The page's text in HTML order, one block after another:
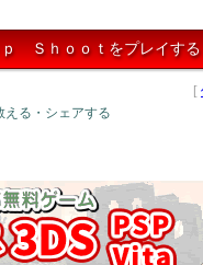
Ｓｈｏｏｔをプレイする
[
る・シェアする